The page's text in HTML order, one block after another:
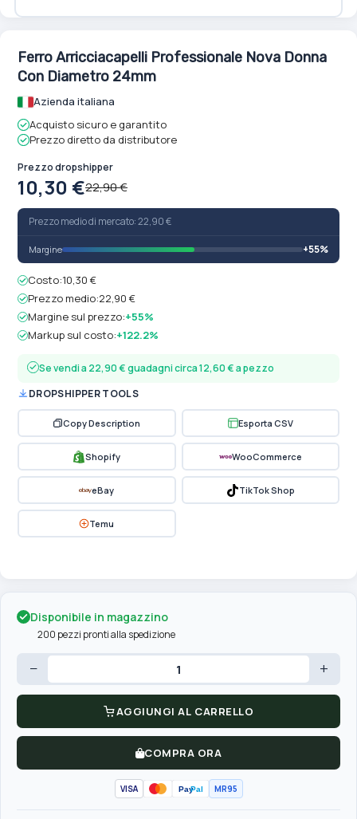
Ferro Arricciacapelli Professionale Nova Donna
Con Diametro 24mm
Azienda italiana
Acquisto sicuro e garantito
Prezzo diretto da distributore
Prezzo dropshipper
10,30 €22,90 €
Prezzo medio di mercato: 22,90 €
Margine +55%
Costo:10,30 €
Prezzo medio:22,90 €
Margine sul prezzo:+55%
Markup sul costo:+122.2%
Se vendi a 22,90 € guadagni circa 12,60 € a pezzo
DROPSHIPPER TOOLS
Copy Description Esporta CSV
Shopify WooCommerce
eBay TikTok Shop
Temu
Disponibile in magazzino
200 pezzi pronti alla spedizione
− +
AGGIUNGI AL CARRELLO
COMPRA ORA
VISA PayPal MR95